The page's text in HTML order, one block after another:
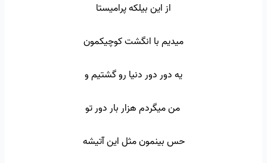
از این بیلکه پرامیستا
میدیم با انگشت کوچیکمون
یه دور دور دنیا رو گشتیم و
من میگردم هزار بار دور تو
حس بینمون مثل این آتیشه